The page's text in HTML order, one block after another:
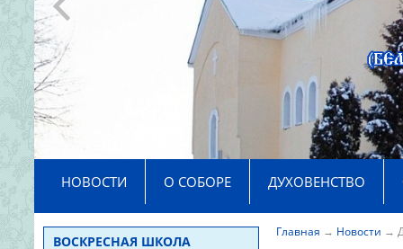
НОВОСТИ О СОБОРЕ ДУХОВЕНСТВО
ВОСКРЕСНАЯ ШКОЛА
Главная → Новости →